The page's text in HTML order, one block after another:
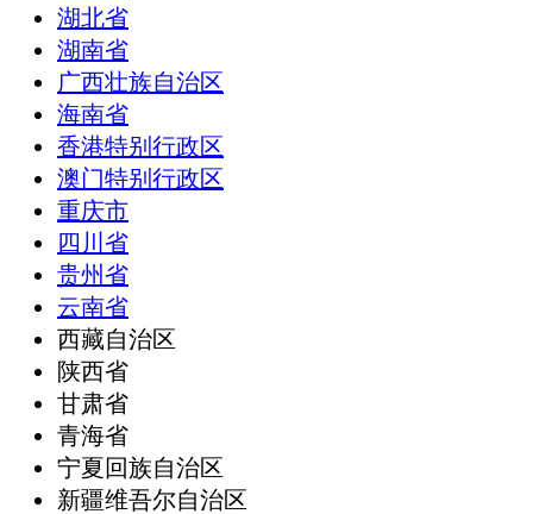
湖北省
湖南省
广西壮族自治区
海南省
香港特别行政区
澳门特别行政区
重庆市
四川省
贵州省
云南省
西藏自治区
陕西省
甘肃省
青海省
宁夏回族自治区
新疆维吾尔自治区